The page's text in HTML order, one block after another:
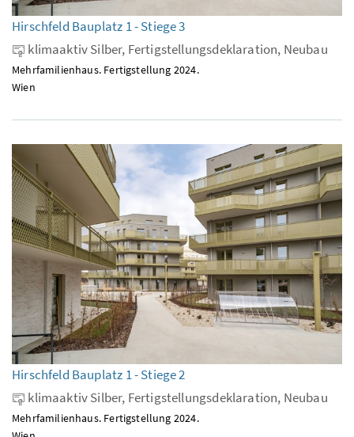
Hirschfeld Bauplatz 1 - Stiege 3
klimaaktiv Silber, Fertigstellungsdeklaration, Neubau
Mehrfamilienhaus. Fertigstellung 2024.
Wien
Hirschfeld Bauplatz 1 - Stiege 2
klimaaktiv Silber, Fertigstellungsdeklaration, Neubau
Mehrfamilienhaus. Fertigstellung 2024.